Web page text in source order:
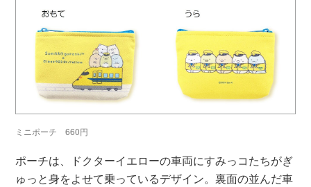
ミニポーチ 660円
ポーチは、ドクターイエローの車両にすみっコたちがぎ
ゅっと身をよせて乗っているデザイン。裏面の並んだ車